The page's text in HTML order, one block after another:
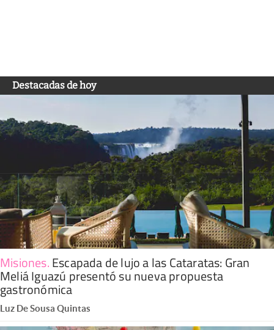
Destacadas de hoy
Misiones.Escapada de lujo a las Cataratas: Gran
Meliá Iguazú presentó su nueva propuesta
gastronómica
Luz De Sousa Quintas